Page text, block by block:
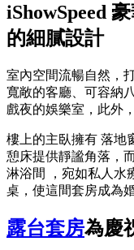
iShowSpeed
的細膩設計
室內空間流暢自然，
寬敞的客廳、可容納
戲夜的娛樂室，此外
樓上的主臥擁有 落地
憩床提供靜謐角落，
淋浴間 ，宛如私人水
桌，使這間套房成為
露台套房為慶